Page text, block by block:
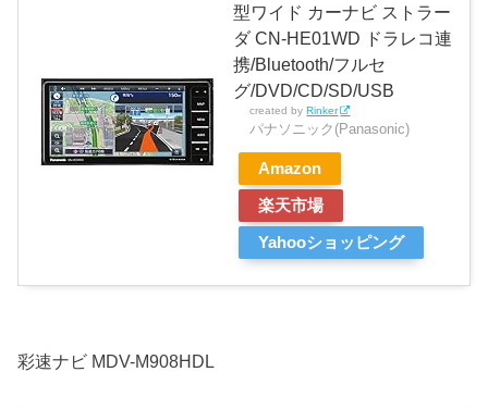
型ワイド カーナビ ストラー
ダ CN-HE01WD ドラレコ連
携/Bluetooth/フルセ
グ/DVD/CD/SD/USB
created byRinker
パナソニック(Panasonic)
Amazon
楽天市場
Yahooショッピング
彩速ナビ MDV-M908HDL